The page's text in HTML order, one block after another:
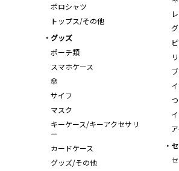
ポロシャツ
トップス/その他
グッズ
ポーチ類
スマホケース
傘
サイフ
マスク
キーケース/キーアクセサリ
ー
カードケース
グッズ/その他